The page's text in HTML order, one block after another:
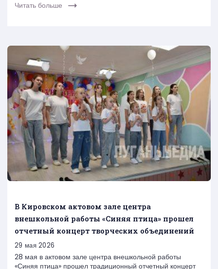
Читать больше
В Кировском актовом зале центра
внешкольной работы «Синяя птица» прошел
отчетный концерт творческих объединений
29 мая 2026
28 мая в актовом зале центра внешкольной работы
«Синяя птица» прошел традиционный отчетный концерт